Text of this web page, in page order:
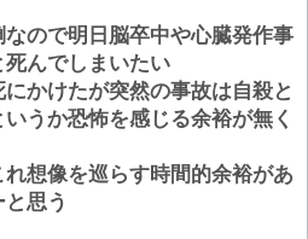
ので明日脳卒中や心臓発作事
んでしまいたい
かけたが突然の事故は自殺と
うか恐怖を感じる余裕が無く
想像を巡らす時間的余裕があ
思う